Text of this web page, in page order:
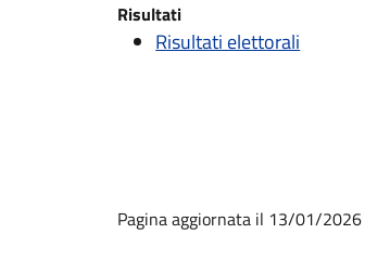
Risultati
Risultati elettorali
Pagina aggiornata il 13/01/2026